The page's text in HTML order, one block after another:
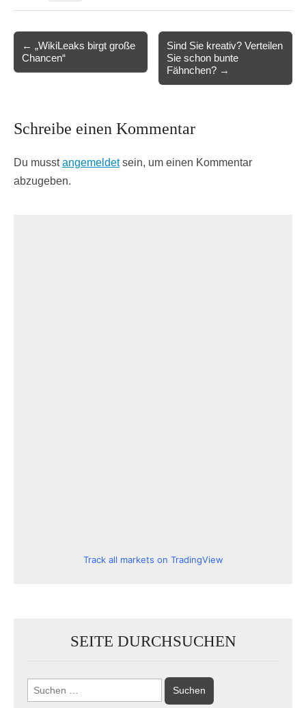
navigation
← „WikiLeaks birgt große
Chancen“
Sind Sie kreativ? Verteilen
Sie schon bunte
Fähnchen? →
Schreibe einen Kommentar
Du musstangemeldetsein, um einen Kommentar
abzugeben.
Track all markets on TradingView
SEITE DURCHSUCHEN
Suchen
nach: